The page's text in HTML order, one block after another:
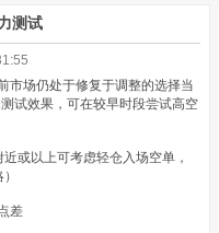
测试
市场仍处于修复于调整的选择当
试效果，可在较早时段尝试高空
或以上可考虑轻仓入场空单，
差